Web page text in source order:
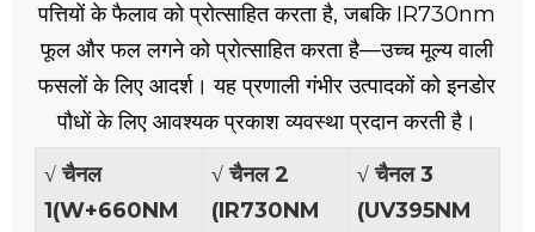
पत्तियों के फैलाव को प्रोत्साहित करता है, जबकि IR730nm
फूल और फल लगने को प्रोत्साहित करता है—उच्च मूल्य वाली
फसलों के लिए आदर्श। यह प्रणाली गंभीर उत्पादकों को इनडोर
पौधों के लिए आवश्यक प्रकाश व्यवस्था प्रदान करती है।
√चैनल
1(W+660NM
√चैनल 2
(IR730NM
√चैनल 3
(UV395NM